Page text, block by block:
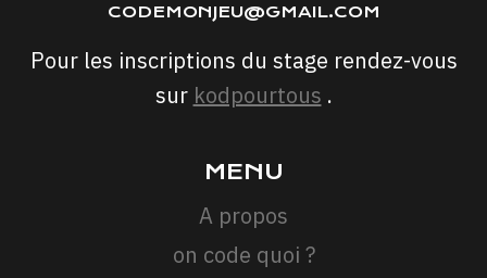
CODEMONJEU@GMAIL.COM
Pour les inscriptions du stage rendez-vous
sur kodpourtous .
MENU
A propos
on code quoi ?